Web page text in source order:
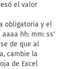
el valor
obligatoria y el
hh: mm: ss'
de que al
cambie la
de Excel